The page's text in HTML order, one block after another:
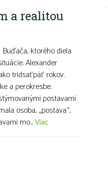
a realitou
ktorého diela
Alexander
tridsaťpäť rokov.
a perokresbe.
postavami
osoba, „postava“,
mo...Viac